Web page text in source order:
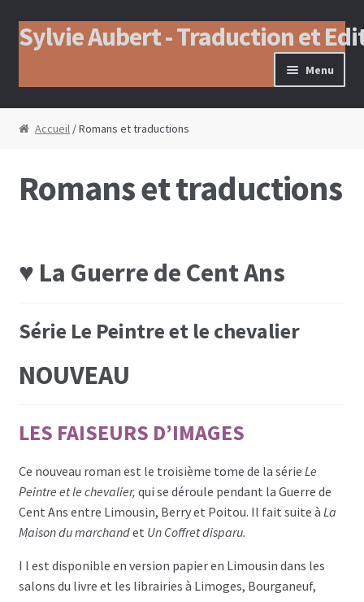
Aller à la navigation
Aller au contenu
Sylvie Aubert - Traduction et
Menu
Accueil / Romans et traductions
Romans et traductions
♥ La Guerre de Cent Ans
Série Le Peintre et le chevalier
NOUVEAU
LES FAISEURS D’IMAGES
Ce nouveau roman est le troisième tome de la série Le
Peintre et le chevalier, qui se déroule pendant la Guerre de
Cent Ans entre Limousin, Berry et Poitou. Il fait suite à La
Maison du marchandet Un Coffret disparu.
I l est disponible en version papier en Limousin dans les
salons du livre et les librairies à Limoges, Bourganeuf,